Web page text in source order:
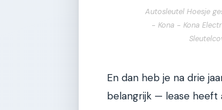
Autosleutel Hoesje
- Kona - Kona
En dan heb je na drie
belangrijk — lease heeft